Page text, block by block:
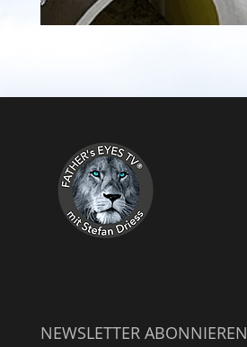
NEWSLETTER ABONNIEREN